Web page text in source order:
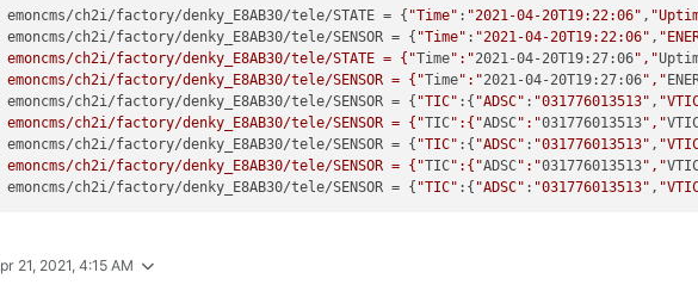
emoncms/ch2i/factory/denky_E8AB30/tele/STATE = { "Time" : "2021-04-20T19:22:06" ,
ch2i/factory/denky_E8AB30/tele/SENSOR = { "Time" : "2021-04-20T19:22:06" ,
emoncms/ch2i/factory/denky_E8AB30/tele/STATE = {"Time":"2021-04-20T19:27:06","
emoncms/ch2i/factory/denky_E8AB30/tele/SENSOR = {"Time":"2021-04-20T19:27:06","
ch2i/factory/denky_E8AB30/tele/SENSOR = { "TIC" :{ "ADSC" : "031776013513" ,
emoncms/ch2i/factory/denky_E8AB30/tele/SENSOR = {"TIC":{"ADSC":"031776013513","
ch2i/factory/denky_E8AB30/tele/SENSOR = { "TIC" :{ "ADSC" : "031776013513" ,
emoncms/ch2i/factory/denky_E8AB30/tele/SENSOR = {"TIC":{"ADSC":"031776013513","
ch2i/factory/denky_E8AB30/tele/SENSOR = { "TIC" :{ "ADSC" : "031776013513" ,
21, 2021, 4:15 AM